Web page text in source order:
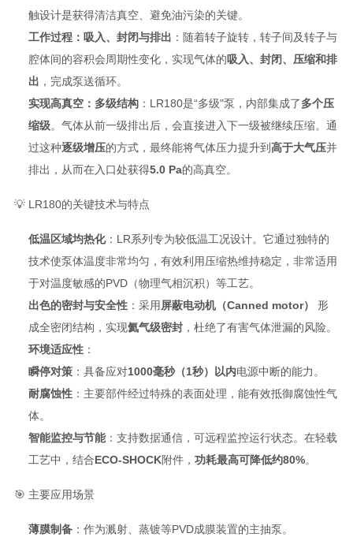
触设计是获得清洁真空、避免油污染的关键。
工作过程：吸入、封闭与排出 ：随着转子旋转，转子间及转子与
腔体间的容积会周期性变化，实现气体的吸入、封闭、压缩和排
出 ，完成泵送循环。
实现高真空：多级结构：LR180是“多级"泵，内部集成了多个压
缩级。气体从前一级排出后，会直接进入下一级被继续压缩。通
过这种逐级增压的方式，最终能将气体压力提升到高于大气压并
排出，从而在入口处获得5.0 Pa的高真空。
💡 LR180的关键技术与特点
低温区域均热化：LR系列专为较低温工况设计。它通过独特的
技术使泵体温度非常均匀 ，有效利用压缩热维持稳定，非常适用
于对温度敏感的PVD（物理气相沉积）等工艺。
出色的密封与安全性：采用屏蔽电动机（Canned motor）
形
成全密闭结构，实现氦气级密封，杜绝了有害气体泄漏的风险。
环境适应性：
瞬停对策：具备应对1000毫秒（1秒）以内电源中断的能力 。
耐腐蚀性：主要部件经过特殊的表面处理，能有效抵御腐蚀性气
体。
智能监控与节能：支持数据通信，可远程监控运行状态。在轻载
工艺中，结合ECO-SHOCK附件， 功耗最高可降低约80%。
🎯 主要应用场景
薄膜制备：作为溅射、蒸镀等PVD成膜装置的主抽泵。